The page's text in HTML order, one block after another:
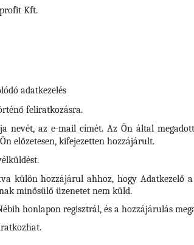
Kft.
adatkezelés
feliratkozásra.
nevét, az e-mail címét. Az Ön által
előzetesen, kifejezetten hozzájárult.
külön hozzájárul ahhoz, hogy Adatkezelő a
minősülő üzenetet nem küld.
honlapon regisztrál, és a hozzájárulás